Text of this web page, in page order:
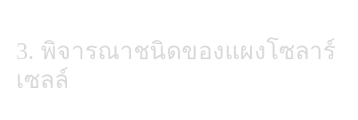
3. พิจารณาชนิดของแผงโซลาร์
เซลล์